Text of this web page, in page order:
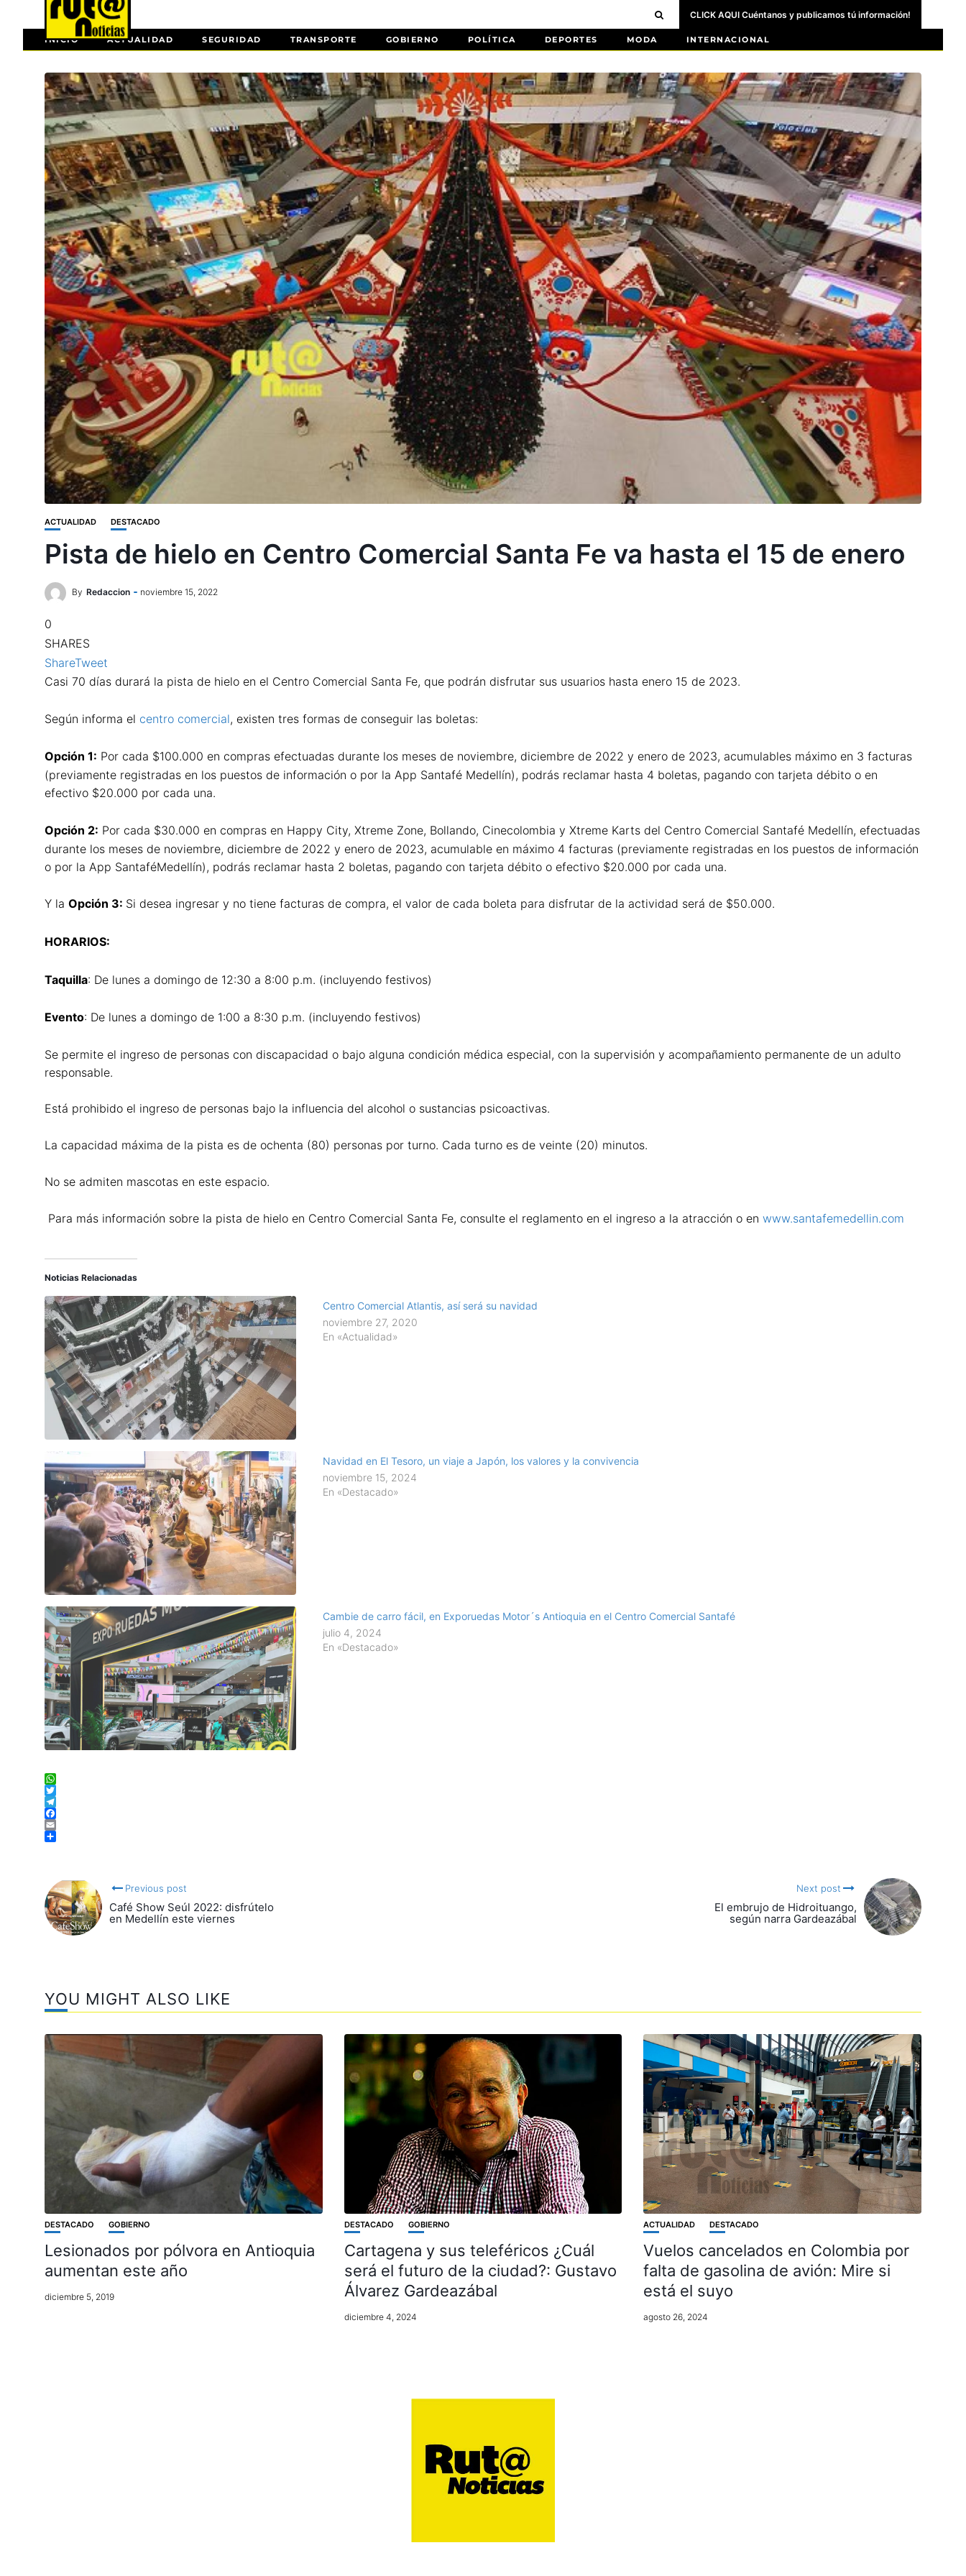
CLICK AQUI Cuéntanos y publicamos tú información!
INICIO ACTUALIDAD SEGURIDAD TRANSPORTE GOBIERNO POLÍTICA DEPORTES MODA INTERNACIONAL
ACTUALIDAD DESTACADO
Pista de hielo en Centro Comercial Santa Fe va hasta el 15 de enero
By Redaccion noviembre 15, 2022
0
SHARES
ShareTweet
Casi 70 días durará la pista de hielo en el Centro Comercial Santa Fe, que podrán disfrutar sus usuarios hasta enero 15 de 2023.
Según informa el centro comercial, existen tres formas de conseguir las boletas:
Opción 1: Por cada $100.000 en compras efectuadas durante los meses de noviembre, diciembre de 2022 y enero de 2023, acumulables máximo en 3 facturas
(previamente registradas en los puestos de información o por la App Santafé Medellín), podrás reclamar hasta 4 boletas, pagando con tarjeta débito o en
efectivo $20.000 por cada una.
Opción 2: Por cada $30.000 en compras en Happy City, Xtreme Zone, Bollando, Cinecolombia y Xtreme Karts del Centro Comercial Santafé Medellín, efectuadas
durante los meses de noviembre, diciembre de 2022 y enero de 2023, acumulable en máximo 4 facturas (previamente registradas en los puestos de información
o por la App SantaféMedellín), podrás reclamar hasta 2 boletas, pagando con tarjeta débito o efectivo $20.000 por cada una.
Y la Opción 3: Si desea ingresar y no tiene facturas de compra, el valor de cada boleta para disfrutar de la actividad será de $50.000.
HORARIOS:
Taquilla: De lunes a domingo de 12:30 a 8:00 p.m. (incluyendo festivos)
Evento: De lunes a domingo de 1:00 a 8:30 p.m. (incluyendo festivos)
Se permite el ingreso de personas con discapacidad o bajo alguna condición médica especial, con la supervisión y acompañamiento permanente de un adulto
responsable.
Está prohibido el ingreso de personas bajo la influencia del alcohol o sustancias psicoactivas.
La capacidad máxima de la pista es de ochenta (80) personas por turno. Cada turno es de veinte (20) minutos.
No se admiten mascotas en este espacio.
Para más información sobre la pista de hielo en Centro Comercial Santa Fe, consulte el reglamento en el ingreso a la atracción o en www.santafemedellin.com
Noticias Relacionadas
Centro Comercial Atlantis, así será su navidad
noviembre 27, 2020
En «Actualidad»
Navidad en El Tesoro, un viaje a Japón, los valores y la convivencia
noviembre 15, 2024
En «Destacado»
Cambie de carro fácil, en Exporuedas Motor´s Antioquia en el Centro Comercial Santafé
julio 4, 2024
En «Destacado»
WhatsApp
Twitter
Telegram
Facebook
Email
Previous post
Café Show Seúl 2022: disfrútelo
en Medellín este viernes
Next post
El embrujo de Hidroituango,
según narra Gardeazábal
YOU MIGHT ALSO LIKE
DESTACADO GOBIERNO
Lesionados por pólvora en Antioquia
aumentan este año
diciembre 5, 2019
DESTACADO GOBIERNO
Cartagena y sus teleféricos ¿Cuál
será el futuro de la ciudad?: Gustavo
Álvarez Gardeazábal
diciembre 4, 2024
ACTUALIDAD DESTACADO
Vuelos cancelados en Colombia por
falta de gasolina de avión: Mire si
está el suyo
agosto 26, 2024